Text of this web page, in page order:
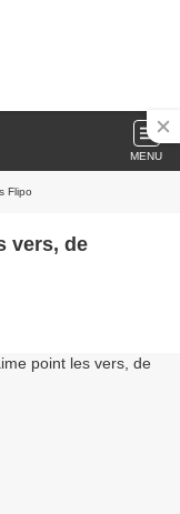
MENU
Flipo
vers, de